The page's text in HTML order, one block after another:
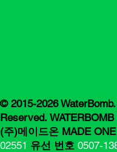
© 2015-2026
Reserved.
(주)메이드온 MADE
02551 유선 번호 0507-